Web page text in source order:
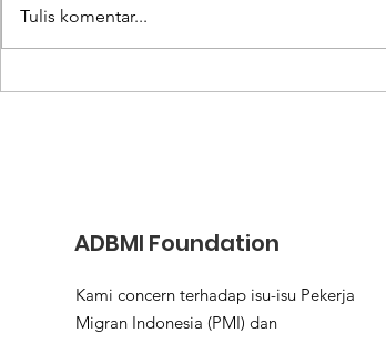
Nilai Tukar Mata Uang
Tinggi Jadi Daya Tarik
Tulis komentar...
ADBMI Foundation
Kami concern terhadap isu-isu Pekerja
Migran Indonesia (PMI) dan